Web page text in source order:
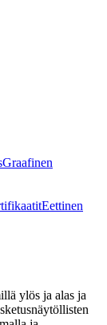
Graafinen
Eettinen
ylös ja alas ja